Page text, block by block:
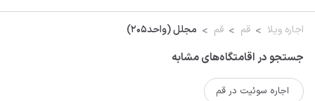
اجاره ویلا قم قم مجلل (واحد۲۰۵)
جستجو در اقامتگاه‌های مشابه
اجاره سوئیت در قم